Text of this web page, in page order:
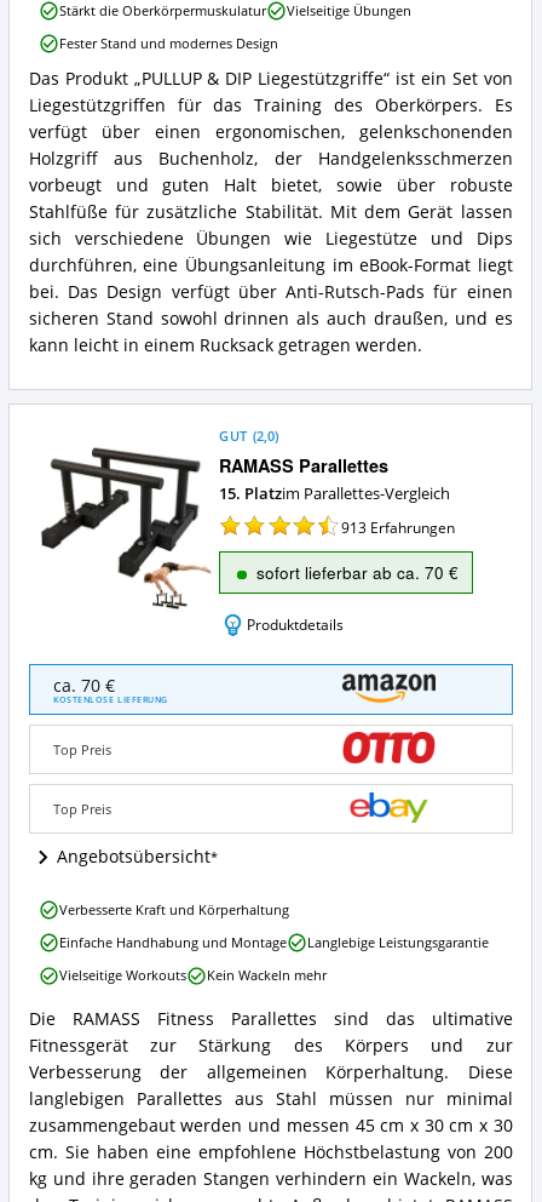
PULLUP
&
DIP
Liegestützgriffe
Zusammenfassung:
Was
bietet
Parallettes?
Das Produkt „PULLUP & DIP Liegestützgriffe“ ist ein Set von
Liegestützgriffen für das Training des Oberkörpers. Es
verfügt über einen ergonomischen, gelenkschonenden
Holzgriff aus Buchenholz, der Handgelenksschmerzen
vorbeugt und guten Halt bietet, sowie über robuste
Stahlfüße für zusätzliche Stabilität. Mit dem Gerät lassen
sich verschiedene Übungen wie Liegestütze und Dips
durchführen, eine Übungsanleitung im eBook-Format liegt
bei. Das Design verfügt über Anti-Rutsch-Pads für einen
sicheren Stand sowohl drinnen als auch draußen, und es
kann leicht in einem Rucksack getragen werden.
DIP
Liegestützgriffe
Vorteile:
Was
spricht
für
Parallettes?
Stärkt die Oberkörpermuskulatur
Vielseitige Übungen
Fester Stand und modernes Design
RAMASS Parallettes
GUT (2,0)
15. Platzim Parallettes-Vergleich
913 Erfahrungen
sofort lieferbar ab ca. 70 €
Produktdetails
RAMASS
Parallettes
Angebote:
Parallettes
erhältlich?
ca. 70 €
KOSTENLOSE LIEFERUNG
Top Preis
Top Preis
Angebotsübersicht
RAMASS
Parallettes
Zusammenfassung:
Was
bietet
Parallettes?
Die RAMASS Fitness Parallettes sind das ultimative
Fitnessgerät zur Stärkung des Körpers und zur
Verbesserung der allgemeinen Körperhaltung. Diese
langlebigen Parallettes aus Stahl müssen nur minimal
zusammengebaut werden und messen 45 cm x 30 cm x 30
cm. Sie haben eine empfohlene Höchstbelastung von 200
kg und ihre geraden Stangen verhindern ein Wackeln, was
RAMASS
Parallettes
Vorteile:
Was
spricht
für
Parallettes?
Verbesserte Kraft und Körperhaltung
Einfache Handhabung und Montage
Langlebige Leistungsgarantie
Vielseitige Workouts
Kein Wackeln mehr